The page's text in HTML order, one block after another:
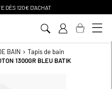
PAIEMENT EN 3 SANS FRAIS
BAIN
Tapis de bain
1300GR BLEU BATIK